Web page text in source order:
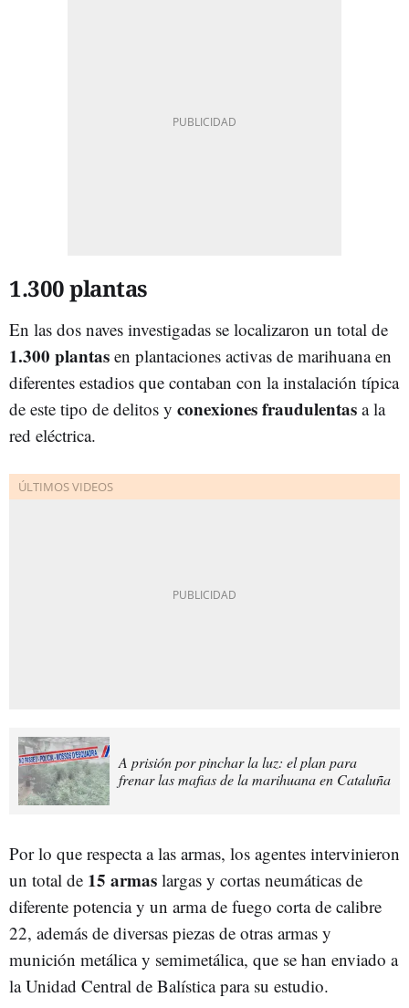
1.300 plantas
En las dos naves investigadas se localizaron un total de
1.300 plantas en plantaciones activas de marihuana en
diferentes estadios que contaban con la instalación típica
de este tipo de delitos y conexiones fraudulentas a la
red eléctrica.
A prisión por pinchar la luz: el plan para
frenar las mafias de la marihuana en Cataluña
Por lo que respecta a las armas, los agentes intervinieron
un total de 15 armas largas y cortas neumáticas de
diferente potencia y un arma de fuego corta de calibre
22, además de diversas piezas de otras armas y
munición metálica y semimetálica, que se han enviado a
la Unidad Central de Balística para su estudio.